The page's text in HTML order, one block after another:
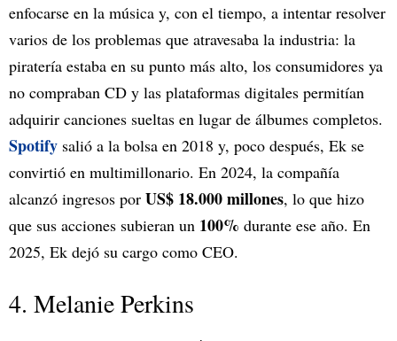
enfocarse en la música y, con el tiempo, a intentar resolver
varios de los problemas que atravesaba la industria: la
piratería estaba en su punto más alto, los consumidores ya
no compraban CD y las plataformas digitales permitían
adquirir canciones sueltas en lugar de álbumes completos.
Spotify salió a la bolsa en 2018 y, poco después, Ek se
convirtió en multimillonario. En 2024, la compañía
alcanzó ingresos por US$ 18.000 millones, lo que hizo
que sus acciones subieran un 100% durante ese año. En
2025, Ek dejó su cargo como CEO.
4. Melanie Perkins